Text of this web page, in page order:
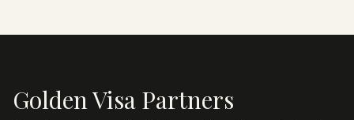
Golden Visa Partners